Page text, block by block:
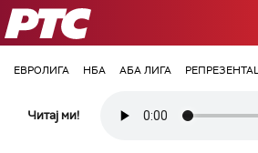
РТС
ЕВРОЛИГА НБА АБА ЛИГА
Читај ми!